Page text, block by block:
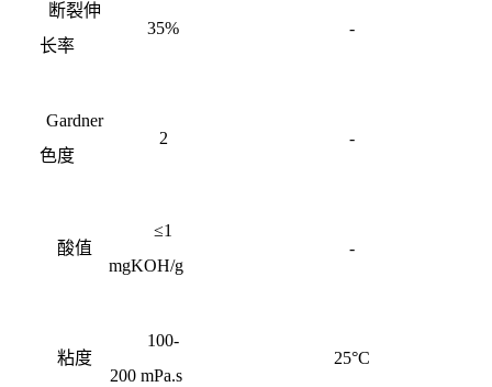
断裂伸
长率
35% -
Gardner
色度
2 -
酸值
≤1
mgKOH/g
-
粘度
100-
200 mPa.s
25°C